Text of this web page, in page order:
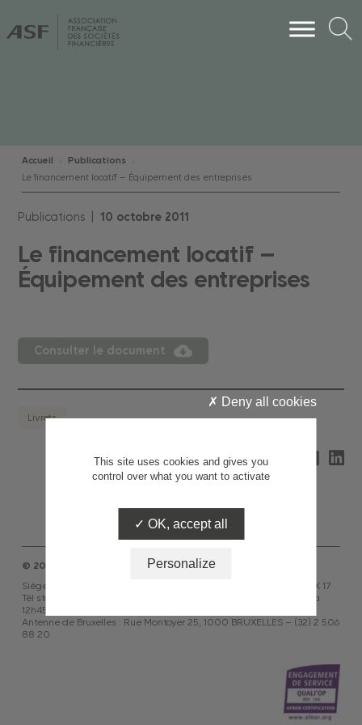
Accueil
Publications
Le financement locatif – Équipement des entreprises
Publications |10 octobre 2011
Le financement locatif –
Équipement des entreprises
Consulter le document
Livrets
Partagez
© 2026 ASF
Siège social : 24 avenue de la Grande Armée, 75854 PARIS CEDEX 17
Tél standard : 01 53 81 51 51 – Ouvert du lundi au vendredi de 9h à
12h45 et de 14h à 18h
Antenne de Bruxelles : Rue Montoyer 25, 1000 BRUXELLES – (32) 2 506
88 20
This site uses cookies and gives you
control over what you want to activate
OK, accept all
Deny all cookies
Personalize